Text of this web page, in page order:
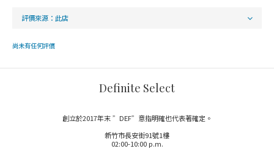
尚未有任何評價
Definite Select
創立於2017年末 ”DEF”意指明確也代表著確定。
新竹市長安街91號1樓
02:00-10:00 p.m.